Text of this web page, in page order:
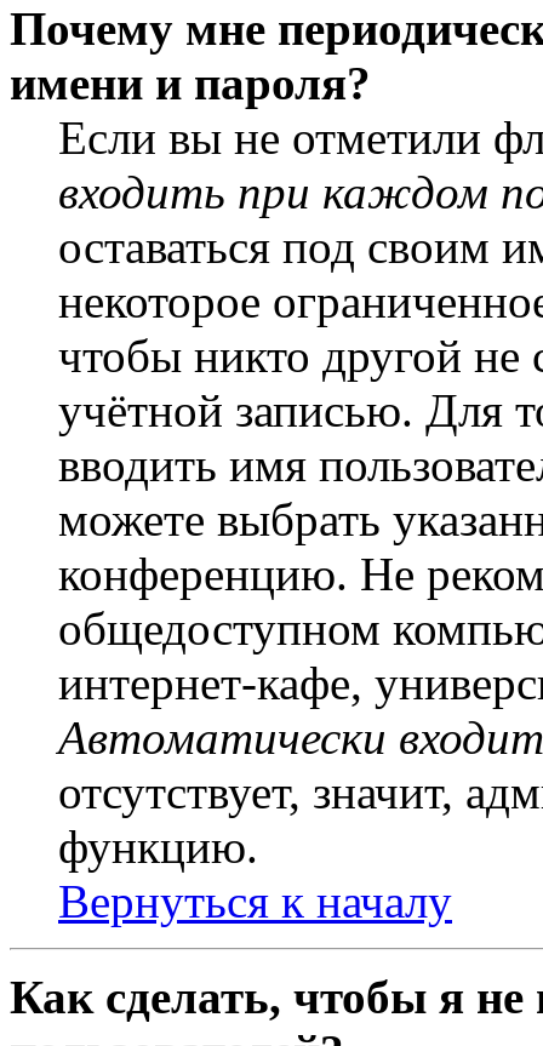
Почему мне
имени и пароля?
Если вы не отметили
входить при каждом
оставаться под своим
некоторое
чтобы никто другой не
учётной записью. Для
вводить имя
можете выбрать
конференцию. Не
общедоступном
интернет-кафе,
Автоматически
отсутствует, значит,
функцию.
Вернуться к началу
Как сделать, чтобы я